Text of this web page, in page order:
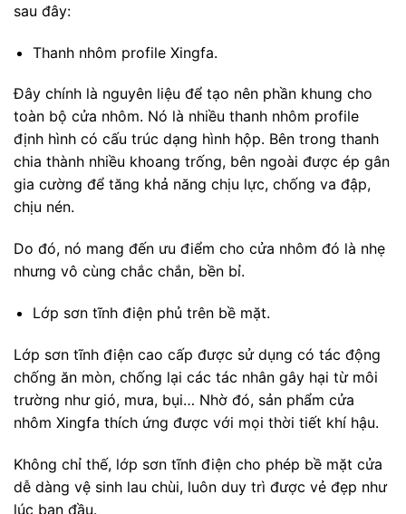
sau đây:
Thanh nhôm profile Xingfa.
Đây chính là nguyên liệu để tạo nên phần khung cho
toàn bộ cửa nhôm. Nó là nhiều thanh nhôm profile
định hình có cấu trúc dạng hình hộp. Bên trong thanh
chia thành nhiều khoang trống, bên ngoài được ép gân
gia cường để tăng khả năng chịu lực, chống va đập,
chịu nén.
Do đó, nó mang đến ưu điểm cho cửa nhôm đó là nhẹ
nhưng vô cùng chắc chắn, bền bỉ.
Lớp sơn tĩnh điện phủ trên bề mặt.
Lớp sơn tĩnh điện cao cấp được sử dụng có tác động
chống ăn mòn, chống lại các tác nhân gây hại từ môi
trường như gió, mưa, bụi… Nhờ đó, sản phẩm cửa
nhôm Xingfa thích ứng được với mọi thời tiết khí hậu.
Không chỉ thế, lớp sơn tĩnh điện cho phép bề mặt cửa
dễ dàng vệ sinh lau chùi, luôn duy trì được vẻ đẹp như
lúc ban đầu.